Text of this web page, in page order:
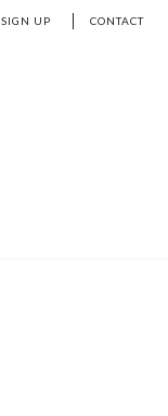
SIGN UP CONTACT